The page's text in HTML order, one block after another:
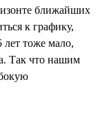
ближайших
к графику,
лет тоже мало,
Так что нашим